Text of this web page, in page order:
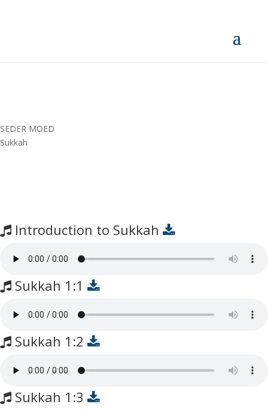
SEDER MOED
Sukkah
Introduction to Sukkah
Sukkah 1:1
Sukkah 1:2
Sukkah 1:3